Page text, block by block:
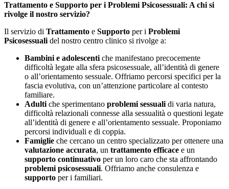
Trattamento e Supporto per i Problemi Psicosessuali: A chi si
rivolge il nostro servizio?
Il servizio di Trattamento e Supporto per i Problemi
Psicosessualidel nostro centro clinico si rivolge a:
Bambini e adolescentiche manifestano precocemente
difficoltà legate alla sfera psicosessuale, all’identità di genere
o all’orientamento sessuale. Offriamo percorsi specifici per la
fascia evolutiva, con un’attenzione particolare al contesto
familiare.
Adultiche sperimentano problemi sessualidi varia natura,
difficoltà relazionali connesse alla sessualità o questioni legate
all’identità di genere e all’orientamento sessuale. Proponiamo
percorsi individuali e di coppia.
Famiglie che cercano un centro specializzato per ottenere una
valutazione accurata, un trattamento efficace e un
supporto continuativo per un loro caro che sta affrontando
problemi psicosessuali. Offriamo anche consulenza e
supporto per i familiari.